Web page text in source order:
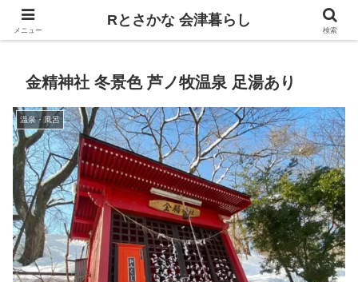
飲食、観光、イベント。食べて遊ぶ
金精神社 冬景色 芦ノ牧温泉 足湯あり
温泉・風呂
メニュー
Rとさかな 会津暮らし
検索